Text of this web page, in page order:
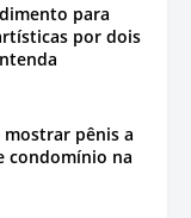
para
por dois
pênis a
condomínio na